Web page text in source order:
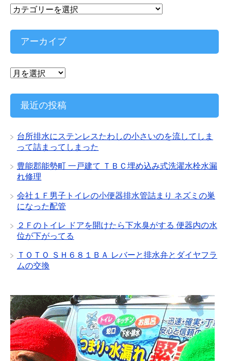
カ
ゴ
ー
アーカイブ
ア
カ
ブ
最近の投稿
台所排水にステンレスたわしの小さいのを流してしま
って詰まってしまった
豊能郡能勢町 一戸建て ＴＢＣ埋め込み式洗濯水栓水漏
れ修理
会社１Ｆ男子トイレの小便器排水管詰まり ネズミの巣
になった配管
２Ｆのトイレ ドアを開けたら下水臭がする 便器内の水
位が下がってる
ＴＯＴＯ ＳＨ６８１ＢＡ レバーと排水弁とダイヤフラ
ムの交換